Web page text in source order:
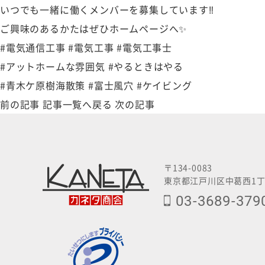
いつでも一緒に働くメンバーを募集しています‼️
ご興味のあるかたはぜひホームページへ✨
#電気通信工事 #電気工事 #電気工事士
#アットホームな雰囲気 #やるときはやる
#青木ケ原樹海散策 #富士風穴 #ケイビング
前の記事 記事一覧へ戻る 次の記事
〒134-0083
東京都江戸川区中葛西1
03-3689-